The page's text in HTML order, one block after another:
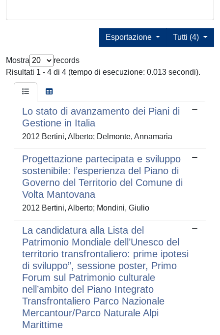
Tutti (4)
Esportazione
Mostra
records
Risultati 1 - 4 di 4 (tempo di esecuzione: 0.013 secondi).
Lo stato di avanzamento dei Piani di
Gestione in Italia
2012 Bertini, Alberto; Delmonte, Annamaria
Progettazione partecipata e sviluppo
sostenibile: l’esperienza del Piano di
Governo del Territorio del Comune di
Volta Mantovana
2012 Bertini, Alberto; Mondini, Giulio
La candidatura alla Lista del
Patrimonio Mondiale dell’Unesco del
territorio transfrontaliero: prime ipotesi
di sviluppo”, sessione poster, Primo
Forum sul Patrimonio culturale
nell’ambito del Piano Integrato
Transfrontaliero Parco Nazionale
Mercantour/Parco Naturale Alpi
Marittime